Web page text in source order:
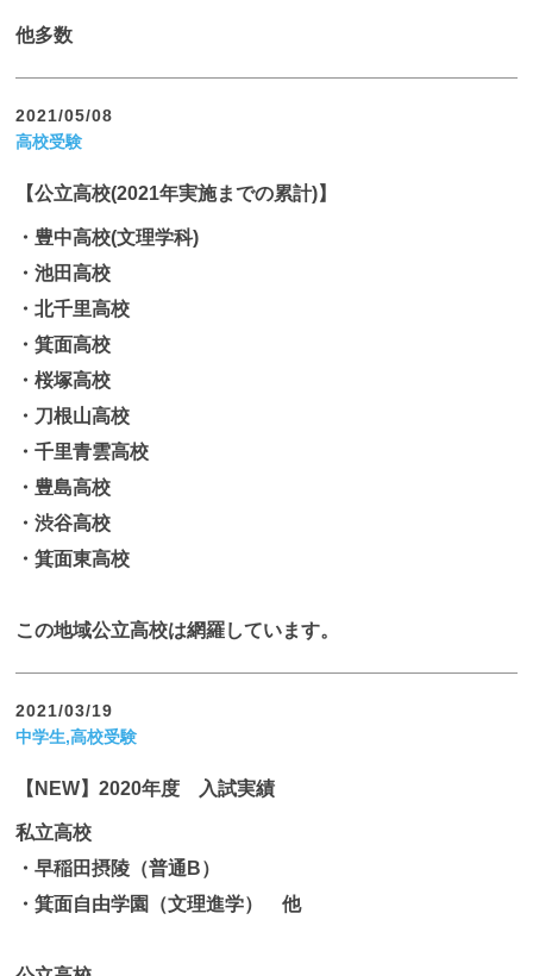
他多数
2021/05/08
高校受験
【公立高校(2021年実施までの累計)】
・豊中高校(文理学科)
・池田高校
・北千里高校
・箕面高校
・桜塚高校
・刀根山高校
・千里青雲高校
・豊島高校
・渋谷高校
・箕面東高校
この地域公立高校は網羅しています。
2021/03/19
中学生,高校受験
【NEW】2020年度 入試実績
私立高校
・早稲田摂陵（普通B）
・箕面自由学園（文理進学） 他